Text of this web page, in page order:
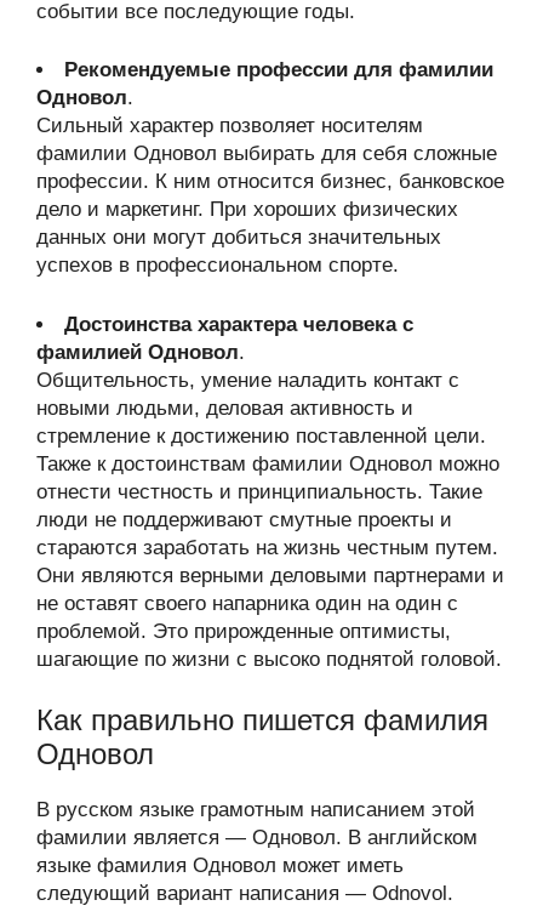
событии все последующие годы.
Рекомендуемые профессии для фамилии
Одновол.
Сильный характер позволяет носителям
фамилии Одновол выбирать для себя сложные
профессии. К ним относится бизнес, банковское
дело и маркетинг. При хороших физических
данных они могут добиться значительных
успехов в профессиональном спорте.
Достоинства характера человека с
фамилией Одновол.
Общительность, умение наладить контакт с
новыми людьми, деловая активность и
стремление к достижению поставленной цели.
Также к достоинствам фамилии Одновол можно
отнести честность и принципиальность. Такие
люди не поддерживают смутные проекты и
стараются заработать на жизнь честным путем.
Они являются верными деловыми партнерами и
не оставят своего напарника один на один с
проблемой. Это прирожденные оптимисты,
шагающие по жизни с высоко поднятой головой.
Как правильно пишется фамилия
Одновол
В русском языке грамотным написанием этой
фамилии является — Одновол. В английском
языке фамилия Одновол может иметь
следующий вариант написания — Odnovol.